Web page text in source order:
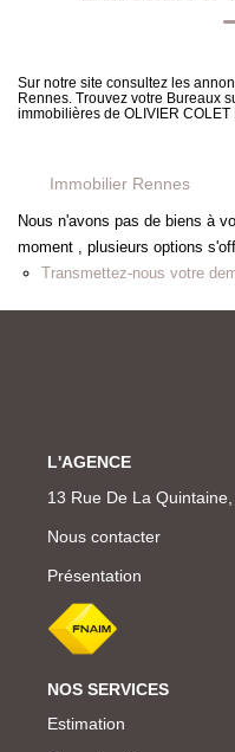
Sur notre site consultez les
Rennes. Trouvez votre Bureaux
immobilières de OLIVIER COLET
Immobilier Rennes
Nous n'avons pas de biens à
moment , plusieurs options
Transmettez-nous votre
L'AGENCE
13 Rue De La
Nous contacter
Présentation
NOS SERVICES
Estimation